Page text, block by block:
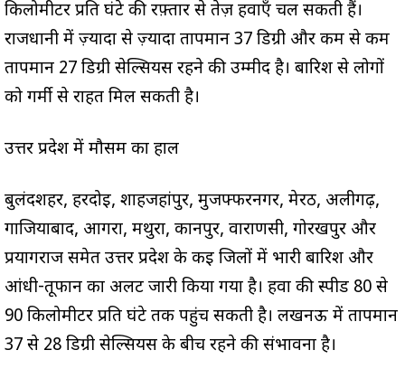
किलोमीटर प्रति घंटे की रफ़्तार से तेज़ हवाएँ चल सकती हैं।
राजधानी में ज़्यादा से ज़्यादा तापमान 37 डिग्री और कम से कम
तापमान 27 डिग्री सेल्सियस रहने की उम्मीद है। बारिश से लोगों
को गर्मी से राहत मिल सकती है।
उत्तर प्रदेश में मौसम का हाल
बुलंदशहर, हरदोई, शाहजहांपुर, मुजफ्फरनगर, मेरठ, अलीगढ़,
गाजियाबाद, आगरा, मथुरा, कानपुर, वाराणसी, गोरखपुर और
प्रयागराज समेत उत्तर प्रदेश के कई जिलों में भारी बारिश और
आंधी-तूफान का अलर्ट जारी किया गया है। हवा की स्पीड 80 से
90 किलोमीटर प्रति घंटे तक पहुंच सकती है। लखनऊ में तापमान
37 से 28 डिग्री सेल्सियस के बीच रहने की संभावना है।